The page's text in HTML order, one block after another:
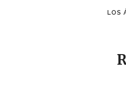
LOS